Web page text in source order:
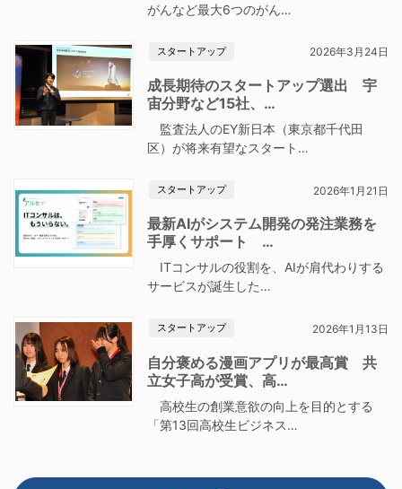
がんなど最大6つのがん…
スタートアップ 2026年3月24日
成長期待のスタートアップ選出 宇
宙分野など15社、…
監査法人のEY新日本（東京都千代田
区）が将来有望なスタート…
スタートアップ 2026年1月21日
最新AIがシステム開発の発注業務を
手厚くサポート …
ITコンサルの役割を、AIが肩代わりする
サービスが誕生した…
スタートアップ 2026年1月13日
自分褒める漫画アプリが最高賞 共
立女子高が受賞、高…
高校生の創業意欲の向上を目的とする
「第13回高校生ビジネス…